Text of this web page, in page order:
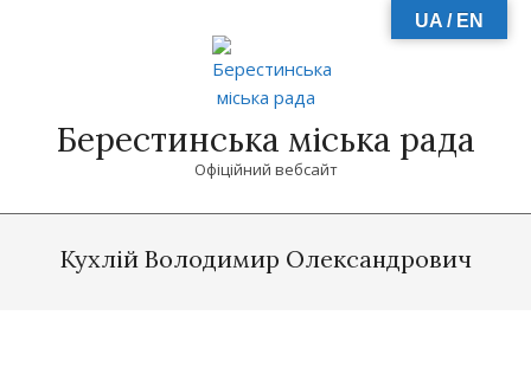
Берестинська міська рада
Офіційний вебсайт
NavigationКухлій Володимир Олександрович
UA / EN